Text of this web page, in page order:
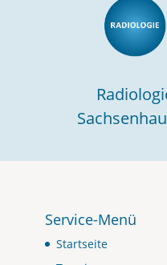
Service-Menü
Startseite